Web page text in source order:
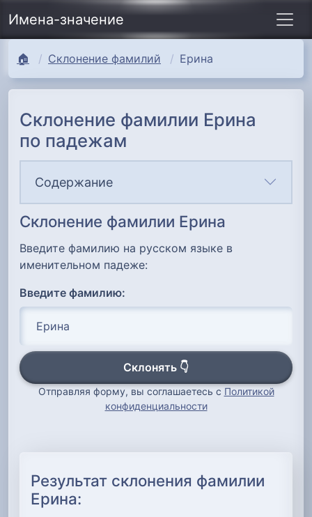
Имена-значение
🏠 Склонение фамилий Ерина
Склонение фамилии Ерина
по падежам
Содержание
Склонение фамилии Ерина
Введите фамилию на русском языке в
именительном падеже:
Введите фамилию:
Склонять 👇
Отправляя форму, вы соглашаетесь с Политикой
конфиденциальности
Результат склонения фамилии
Ерина: